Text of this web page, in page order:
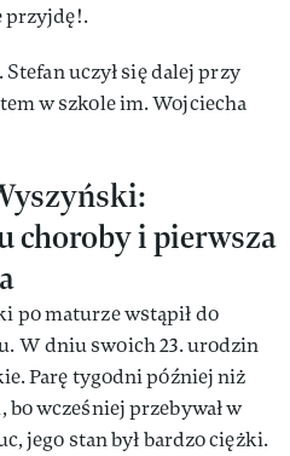
przyjdę!.
uczył się dalej przy
w szkole im. Wojciecha
choroby i pierwsza
po maturze wstąpił do
W dniu swoich 23. urodzin
Parę tygodni później niż
wcześniej przebywał w
jego stan był bardzo ciężki.